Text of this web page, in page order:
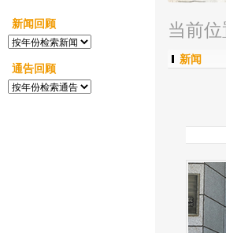
新闻回顾
通告回顾
当前位
新闻